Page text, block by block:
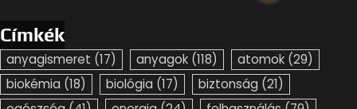
Címkék
anyagismeret (17) anyagok (118) atomok (29)
biokémia (18) biológia (17) biztonság (21)